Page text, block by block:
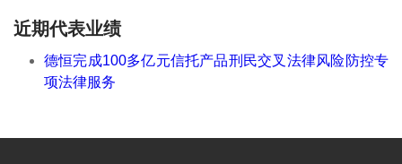
近期代表业绩
德恒完成100多亿元信托产品刑民交叉法律风险防控专
项法律服务